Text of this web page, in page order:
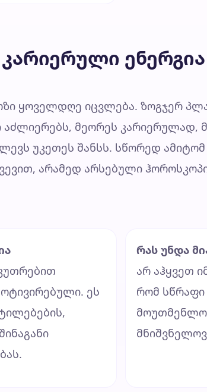
ყოველდღე იცვლება. ზოგჯერ
მეორეს კარიერულად,
უკეთეს შანსს. სწორედ
არამედ არსებული
ეს
რას უნდა
არ აჰყვეთ
რომ